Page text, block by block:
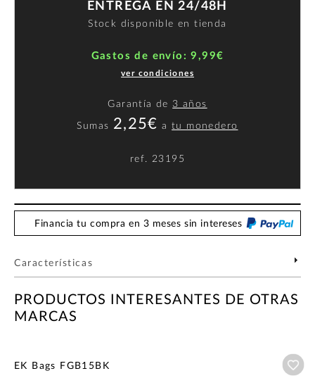
ENTREGA EN 24/48H
Stock disponible en tienda
Gastos de envío: 9,99€
ver condiciones
Garantía de 3 años
Sumas 2,25€ atu monedero
ref. 23195
Financia tu compra en 3 meses sin intereses
Características
PRODUCTOS INTERESANTES DE OTRAS
MARCAS
EK Bags FGB15BK